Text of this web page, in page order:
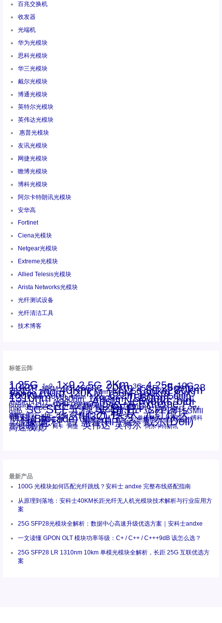
百兆交换机
收发器
光端机
华为光模块
思科光模块
华三光模块
戴尔光模块
博通光模块
英特尔光模块
英伟达光模块
惠普光模块
友讯光模块
网捷光模块
瞻博光模块
博科光模块
阿尔卡特朗讯光模块
安华高
Fortinet
Ciena光模块
Netgear光模块
Extreme光模块
Allied Telesis光模块
Arista Networks光模块
光纤测试设备
光纤清洁工具
技术博客
标签云阵
1.25G 1x9 1×9 2.5G 2Km 3G 4.25g 10G
10km 15KM 16G 16GFC 20km 25GE 25gsfp28
28.05G 30km 40Km 50m 53.125G 60km 80km
100km 100m 120KM 155M 160km 200G
200KM 300m 400m 550m 622m 800G 850nm
1310nm 1330nm 1490nm 1550nm 2500m
ANBR-1414TZ AOC Arista Arista Networks bidi
Brocade Cisco CSFP光模块 DAC Dell Extreme FC
Intel Juniper LC MPO-LC Netgear NVIDIA OM2 OM3 OM4
qsfp SC SFF光模块 SFP+ SFP28 SGMII
st螺纹接口 xfp 万兆 交换机 光模块 光纤模块
千兆光模块 华三 华三(H3C) 华为 单模单芯 单模双芯 博科
博科(Brocade) 博通 友讯 多模 安华高 安华高(Avago)
工业级 思科 惠普 惠普(HP) 戴尔 戴尔(Dell)
百兆 瞻博 网卡 网捷 英伟达 英特尔 阿尔卡特朗讯
高速线缆
最新产品
100G 光模块如何匹配光纤跳线？安科士 andxe 完整布线搭配指南
从原理到落地：安科士40KM长距光纤无人机光模块技术解析与行业应用方
案
25G SFP28光模块全解析：数据中心高速升级优选方案｜安科士andxe
一文读懂 GPON OLT 模块功率等级：C+ / C++ / C+++9dB 该怎么选？
25G SFP28 LR 1310nm 10km 单模光模块全解析，长距 25G 互联优选方
案